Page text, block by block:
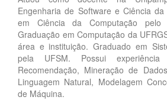
Engenharia de Software e Ciência
em Ciência da Computação pelo
Graduação em Computação da
área e instituição. Graduado em
pela UFSM. Possui
Recomendação, Mineração de
Linguagem Natural, Modelagem
de Máquina.